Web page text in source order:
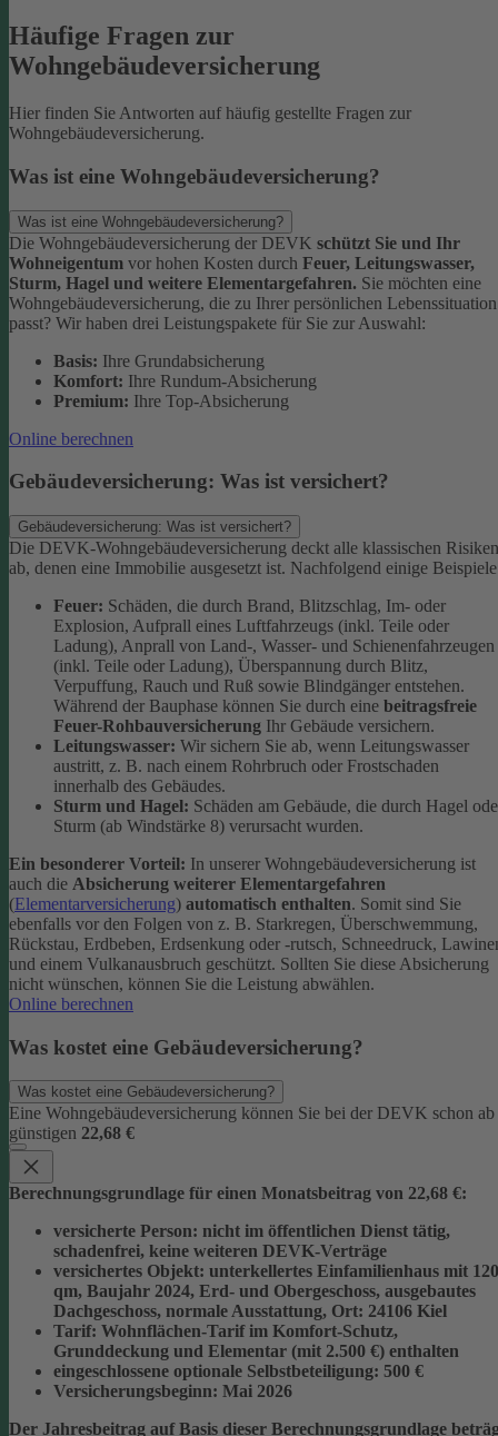
Häufige Fragen zur
Wohngebäudeversicherung
Hier finden Sie Antworten auf häufig gestellte Fragen zur
Wohngebäudeversicherung.
Was ist eine Wohngebäudeversicherung?
Was ist eine Wohngebäudeversicherung?
Die Wohngebäudeversicherung der DEVK schützt Sie und Ihr
Wohneigentum vor hohen Kosten durch Feuer, Leitungswasser,
Sturm, Hagel und weitere Elementargefahren. Sie möchten eine
Wohngebäudeversicherung, die zu Ihrer persönlichen Lebenssituation
passt? Wir haben drei Leistungspakete für Sie zur Auswahl:
Basis: Ihre Grundabsicherung
Komfort: Ihre Rundum-Absicherung
Premium: Ihre Top-Absicherung
Online berechnen
Gebäudeversicherung: Was ist versichert?
Gebäudeversicherung: Was ist versichert?
Die DEVK-Wohngebäudeversicherung deckt alle klassischen Risiken
ab, denen eine Immobilie ausgesetzt ist. Nachfolgend einige
Feuer: Schäden, die durch Brand, Blitzschlag, Im- oder
Explosion, Aufprall eines Luftfahrzeugs (inkl. Teile oder
Ladung), Anprall von Land-, Wasser- und Schienenfahrzeugen
(inkl. Teile oder Ladung), Überspannung durch Blitz,
Verpuffung, Rauch und Ruß sowie Blindgänger entstehen.
Während der Bauphase können Sie durch eine beitragsfreie
Feuer-Rohbauversicherung Ihr Gebäude versichern.
Leitungswasser: Wir sichern Sie ab, wenn Leitungswasser
austritt, z. B. nach einem Rohrbruch oder Frostschaden
innerhalb des Gebäudes.
Sturm und Hagel: Schäden am Gebäude, die durch Hagel
Sturm (ab Windstärke 8) verursacht wurden.
Ein besonderer Vorteil: In unserer Wohngebäudeversicherung ist
auch die Absicherung weiterer Elementargefahren
(Elementarversicherung) automatisch enthalten. Somit sind Sie
ebenfalls vor den Folgen von z. B. Starkregen, Überschwemmung,
Rückstau, Erdbeben, Erdsenkung oder -rutsch, Schneedruck,
und einem Vulkanausbruch geschützt. Sollten Sie diese Absicherung
nicht wünschen, können Sie die Leistung abwählen.
Online berechnen
Was kostet eine Gebäudeversicherung?
Was kostet eine Gebäudeversicherung?
Eine Wohngebäudeversicherung können Sie bei der DEVK schon ab
günstigen 22,68 €
Berechnungsgrundlage für einen Monatsbeitrag von 22,68 €:
versicherte Person: nicht im öffentlichen Dienst tätig,
schadenfrei, keine weiteren DEVK-Verträge
versichertes Objekt: unterkellertes Einfamilienhaus mit 120
qm, Baujahr 2024, Erd- und Obergeschoss, ausgebautes
Dachgeschoss, normale Ausstattung, Ort: 24106 Kiel
Tarif: Wohnflächen-Tarif im Komfort-Schutz,
Grunddeckung und Elementar (mit 2.500 €) enthalten
eingeschlossene optionale Selbstbeteiligung: 500 €
Versicherungsbeginn: Mai 2026
Der Jahresbeitrag auf Basis dieser Berechnungsgrundlage